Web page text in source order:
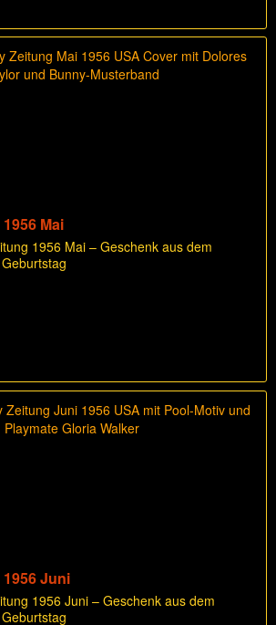
Mai
1956 Mai – Geschenk aus dem
Juni
1956 Juni – Geschenk aus dem